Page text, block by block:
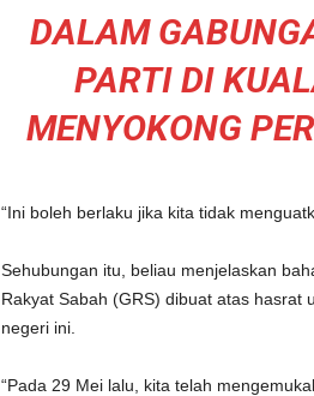
DALAM
PARTI DI
MENYOKONG
“Ini boleh berlaku jika kita tidak
Sehubungan itu, beliau menjelaskan
Rakyat Sabah (GRS) dibuat atas
negeri ini.
“Pada 29 Mei lalu, kita telah